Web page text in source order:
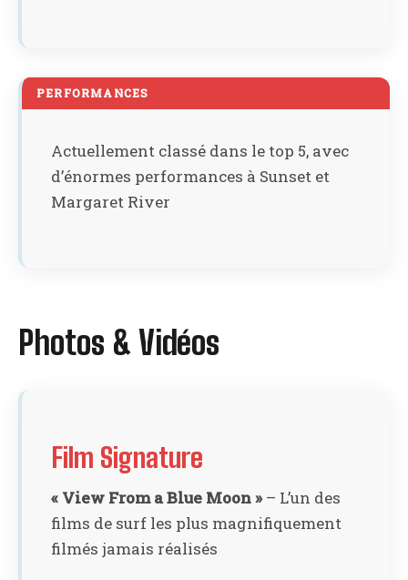
PERFORMANCES
Actuellement classé dans le top 5, avec
d’énormes performances à Sunset et
Margaret River
Photos & Vidéos
Film Signature
« View From a Blue Moon »– L’un des
films de surf les plus magnifiquement
filmés jamais réalisés